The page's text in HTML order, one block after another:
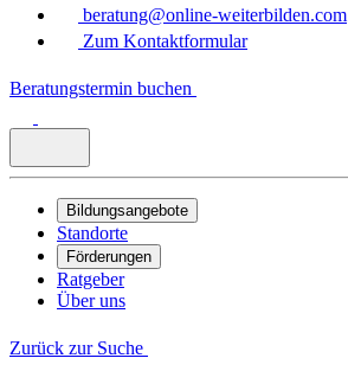
beratung@online-weiterbilden.com
Zum Kontaktformular
Beratungstermin buchen
Bildungsangebote
Standorte
Förderungen
Ratgeber
Über uns
Zurück zur Suche